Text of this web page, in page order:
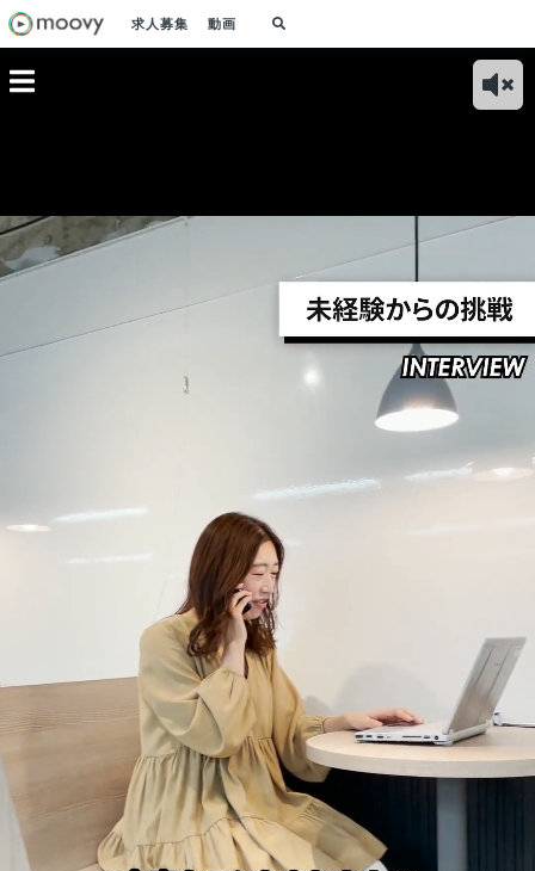
求人募集 動画
クリエイティブディ
レクターの仕事内容
ワンスターの事業内
マネージャーとして
のやりがい｜仕事を
通じて人として成長
し、幸せになって欲